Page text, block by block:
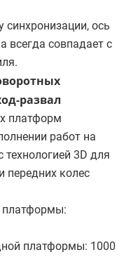
синхронизации, ось
всегда совпадает с
развал
платформ
работ на
технологией 3D для
передних колес
платформы:
платформы: 1000